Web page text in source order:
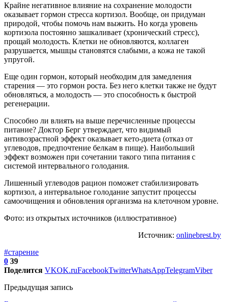
Крайне негативное влияние на сохранение молодости
оказывает гормон стресса кортизол. Вообще, он придуман
природой, чтобы помочь нам выжить. Но когда уровень
кортизола постоянно зашкаливает (хронический стресс),
прощай молодость. Клетки не обновляются, коллаген
разрушается, мышцы становятся слабыми, а кожа не такой
упругой.
Еще один гормон, который необходим для замедления
старения — это гормон роста. Без него клетки также не будут
обновляться, а молодость — это способность к быстрой
регенерации.
Способно ли влиять на выше перечисленные процессы
питание? Доктор Берг утверждает, что видимый
антивозрастной эффект оказывает кето-диета (отказ от
углеводов, предпочтение белкам в пище). Наибольший
эффект возможен при сочетании такого типа питания с
системой интервального голодания.
Лишенный углеводов рацион поможет стабилизировать
кортизол, а интервальное голодание запустит процессы
самоочищения и обновления организма на клеточном уровне.
Фото: из открытых источников (иллюстративное)
Источник: onlinebrest.by
#старение
0 39
Поделится VKOK.ruFacebookTwitterWhatsAppTelegramViber
Предыдущая запись